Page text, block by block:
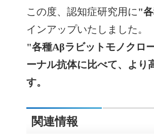
この度、認知症研究用に"
インアップいたしました。
"各種Aβラビットモノクロ
ーナル抗体に比べて、より
す。
関連情報